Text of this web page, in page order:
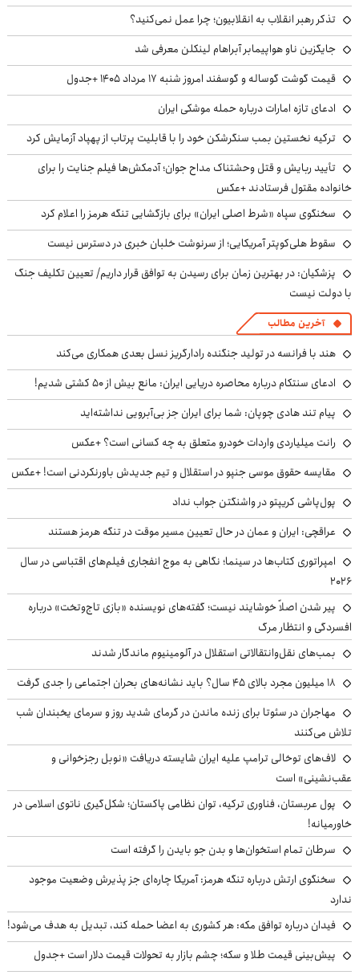
تذکر رهبر انقلاب به انقلابیون؛ چرا عمل نمی‌کنید؟
جایگزین ناو هواپیمابر آبراهام لینکلن معرفی شد
قیمت گوشت گوساله و گوسفند امروز شنبه ۱۷ مرداد ۱۴۰۵ +جدول
ادعای تازه امارات درباره حمله موشکی ایران
ترکیه نخستین بمب سنگرشکن خود را با قابلیت پرتاب از پهپاد آزمایش کرد
تأیید ربایش و قتل وحشتناک مداح جوان؛ آدمکش‌ها فیلم جنایت را برای
خانواده مقتول فرستادند +عکس
سخنگوی سپاه «شرط اصلی ایران» برای بازگشایی تنگه هرمز را اعلام کرد
سقوط هلی‌کوپتر آمریکایی؛ از سرنوشت خلبان خبری در دسترس نیست
پزشکیان‌: در بهترین زمان برای رسیدن به توافق قرار داریم/ تعیین تکلیف جنگ
با دولت نیست
آخرین مطالب
هند با فرانسه در تولید جنگنده رادارگریز نسل بعدی همکاری می‌کند
ادعای سنتکام درباره محاصره دریایی ایران: مانع بیش از ۵۰ کشتی شدیم!
پیام تند هادی چوپان: شما برای ایران جز بی‌آبرویی نداشته‌اید
رانت میلیاردی واردات خودرو متعلق به چه کسانی است؟ +عکس
مقایسه حقوق موسی جنپو در استقلال و تیم جدیدش باورنکردنی است! +عکس
پول‌پاشی کریپتو در واشنگتن جواب نداد
عراقچی: ایران و عمان در حال تعیین مسیر موقت در تنگه هرمز هستند
امپراتوری کتاب‌ها در سینما؛ نگاهی به موج انفجاری فیلم‌های اقتباسی در سال
۲۰۲۶
پیر شدن اصلاً خوشایند نیست؛ گفته‌های نویسنده «بازی تاج‌وتخت» درباره
افسردگی و انتظار مرگ
بمب‌های نقل‌وانتقالاتی استقلال در آلومینیوم ماندگار شدند
۱۸ میلیون مجرد بالای ۴۵ سال؟ باید نشانه‌های بحران اجتماعی را جدی گرفت
مهاجران در سئوتا برای زنده ماندن در گرمای شدید روز و سرمای یخبندان شب
تلاش می‌کنند
لاف‌های توخالی ترامپ علیه ایران شایسته دریافت «نوبل رجزخوانی و
عقب‌نشینی» است
پول عربستان، فناوری ترکیه، توان نظامی پاکستان؛ شکل‌گیری ناتوی اسلامی در
خاورمیانه!
سرطان تمام استخوان‌ها و بدن جو بایدن را گرفته است
سخنگوی ارتش درباره تنگه هرمز: آمریکا چاره‌ای جز پذیرش وضعیت موجود
ندارد
فیدان درباره توافق مکه: هر کشوری به اعضا حمله کند، تبدیل به هدف می‌شود!
پیش‌بینی قیمت طلا و سکه؛ چشم بازار به تحولات قیمت دلار است +جدول